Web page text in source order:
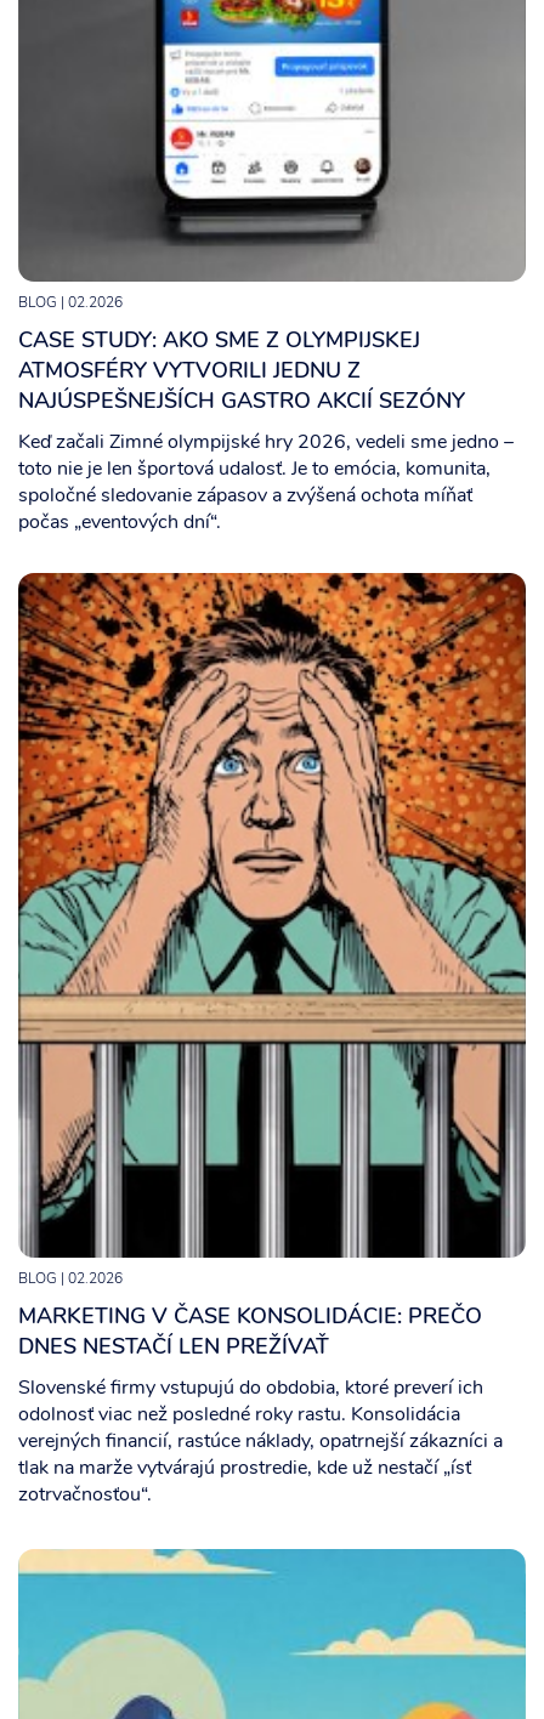
BLOG | 02.2026
CASE STUDY: AKO SME Z OLYMPIJSKEJ
ATMOSFÉRY VYTVORILI JEDNU Z
NAJÚSPEŠNEJŠÍCH GASTRO AKCIÍ SEZÓNY
Keď začali Zimné olympijské hry 2026, vedeli sme jedno –
toto nie je len športová udalosť. Je to emócia, komunita,
spoločné sledovanie zápasov a zvýšená ochota míňať
počas „eventových dní“.
BLOG | 02.2026
MARKETING V ČASE KONSOLIDÁCIE: PREČO
DNES NESTAČÍ LEN PREŽÍVAŤ
Slovenské firmy vstupujú do obdobia, ktoré preverí ich
odolnosť viac než posledné roky rastu. Konsolidácia
verejných financií, rastúce náklady, opatrnejší zákazníci a
tlak na marže vytvárajú prostredie, kde už nestačí „ísť
zotrvačnosťou“.